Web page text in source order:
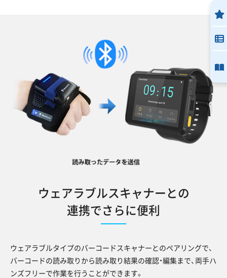
ウェアラブルスキャナーとの
連携でさらに便利
ウェアラブルタイプのバーコードスキャナーとのペアリングで、
バーコードの読み取りから読み取り結果の確認・編集まで、両手ハ
ンズフリーで作業を行うことができます。